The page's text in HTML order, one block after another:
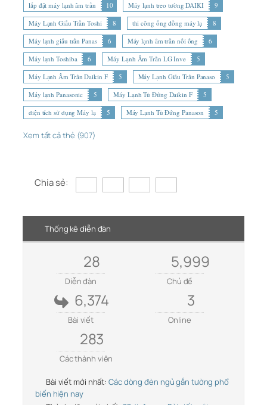
lắp đặt máy lạnh âm trần
10 Máy lạnh treo tường DAIKI
9
Máy Lạnh Giấu Trần Toshi
8 thi công ống đồng máy lạ
8
Máy lạnh giấu trần Panas
6 Máy lạnh âm trần nối ống
6
Máy lạnh Toshiba
6 Máy Lạnh Âm Trần LG Inve
5
Máy Lạnh Âm Trần Daikin F
5 Máy Lạnh Giấu Trần Panaso
5
Máy lạnh Panasonic
5 Máy Lạnh Tủ Đứng Daikin F
5
diện tích sử dụng Máy lạ
5 Máy Lạnh Tủ Đứng Panason 5
Xem tất cả thẻ (907)
Chia sẻ:
Thống kê diễn đàn
28
Diễn đàn
5,999
Chủ đề
6,374
Bài viết
3
Online
283
Các thành viên
Bài viết mới nhất: Các dòng đèn ngủ gắn tường phổ
biến hiện nay